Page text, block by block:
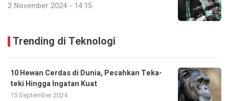
2 November 2024 - 14:15
Trending di Teknologi
10 Hewan Cerdas di Dunia, Pecahkan Teka-
teki Hingga Ingatan Kuat
15 September 2024